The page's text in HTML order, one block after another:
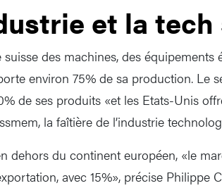
et la
suisse des machines, des
environ 75% de sa production. Le
de ses produits «et les Etats-Unis
la faîtière de l’industrie
dehors du continent européen, «le
avec 15%», précise